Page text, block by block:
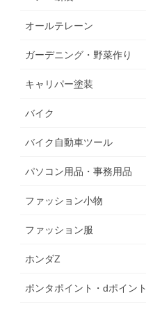
オールテレーン
ガーデニング・野菜作り
キャリパー塗装
バイク
バイク自動車ツール
パソコン用品・事務用品
ファッション小物
ファッション服
ホンダZ
ポンタポイント・dポイント